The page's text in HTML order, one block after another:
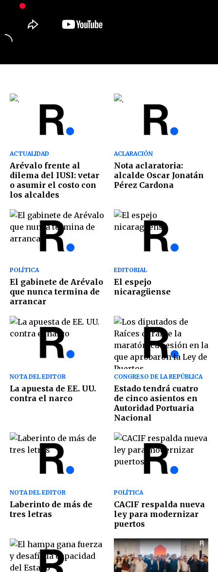
ACTUALIDAD
Arévalo frente al
dilema del IUSI: vetar
o asumir el costo con
los alcaldes
ACLARACIÓN
Nota aclaratoria:
alcalde Oscar Jonatán
Pérez Cardona
POLÍTICA
El gabinete de Arévalo
que nunca termina de
arrancar
EDITORIAL
El espejo
nicaragüense
NOTA DEL EDITOR
La apuesta de EE. UU.
contra el narco
CONGRESO DE LA REPÚBLICA
Estado tendrá cuatro
de cinco asientos en
Autoridad Portuaria
Nacional
NOTA DEL EDITOR
Laberinto de más de
tres letras
POLÍTICA
CACIF respalda nueva
ley para modernizar
puertos